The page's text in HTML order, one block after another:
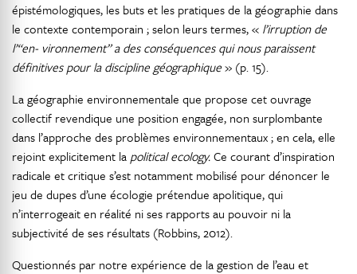
épistémologiques, les buts et les pratiques de la géographie dans
le contexte contemporain ; selon leurs termes, « l’irruption de
l’“en- vironnement” a des conséquences qui nous paraissent
définitives pour la discipline géographique» (p. 15).
La géographie environnementale que propose cet ouvrage
collectif revendique une position engagée, non surplombante
dans l’approche des problèmes environnementaux ; en cela, elle
rejoint explicitement la political ecology.Ce courant d’inspiration
radicale et critique s’est notamment mobilisé pour dénoncer le
jeu de dupes d’une écologie prétendue apolitique, qui
n’interrogeait en réalité ni ses rapports au pouvoir ni la
subjectivité de ses résultats (Robbins, 2012).
Questionnés par notre expérience de la gestion de l’eau et